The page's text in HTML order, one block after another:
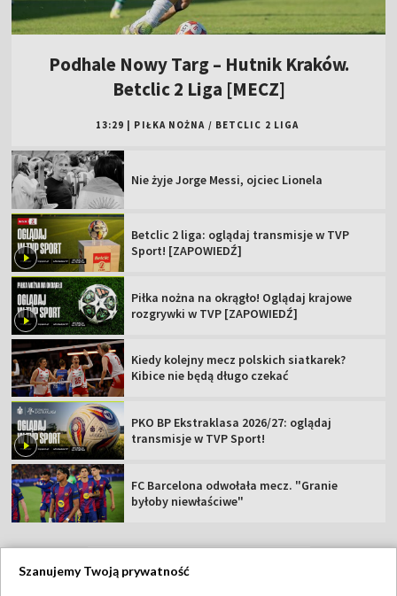
Podhale Nowy Targ – Hutnik Kraków.
Betclic 2 Liga [MECZ]
13:29 PIŁKA NOŻNA / BETCLIC 2 LIGA
Nie żyje Jorge Messi, ojciec Lionela
Betclic 2 liga: oglądaj transmisje w TVP
Sport! [ZAPOWIEDŹ]
Piłka nożna na okrągło! Oglądaj krajowe
rozgrywki w TVP [ZAPOWIEDŹ]
Kiedy kolejny mecz polskich siatkarek?
Kibice nie będą długo czekać
PKO BP Ekstraklasa 2026/27: oglądaj
transmisje w TVP Sport!
FC Barcelona odwołała mecz. "Granie
byłoby niewłaściwe"
Szanujemy Twoją prywatność